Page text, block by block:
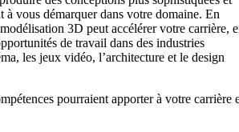
à vous démarquer dans votre domaine. En
3D peut accélérer votre carrière,
de travail dans des industries
les jeux vidéo, l’architecture et le design
pourraient apporter à votre carrière